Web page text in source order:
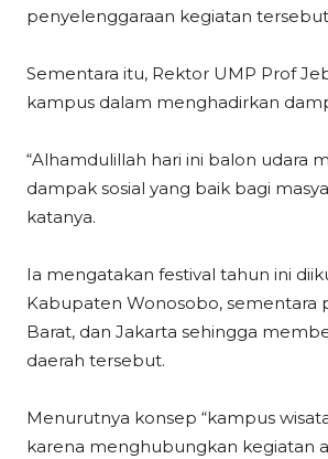
penyelenggaraan kegiatan
Sementara itu, Rektor UMP Prof
kampus dalam menghadirkan
“Alhamdulillah hari ini balon udara
dampak sosial yang baik bagi
katanya.
Ia mengatakan festival tahun ini
Kabupaten Wonosobo, sementara
Barat, dan Jakarta sehingga
daerah tersebut.
Menurutnya konsep “kampus
karena menghubungkan kegiatan